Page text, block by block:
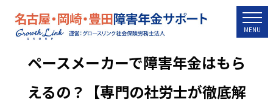
MENU
ペースメーカーで障害年金はもら
えるの？【専門の社労士が徹底解